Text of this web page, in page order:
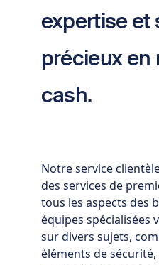
expertise et
précieux en
cash.
Notre service
des services de
tous les aspects des
équipes spécialisées
sur divers sujets,
éléments de